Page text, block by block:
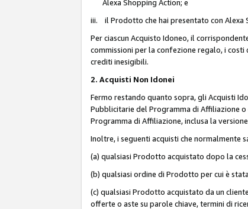
Alexa Shopping Action; e
iii. il Prodotto che hai presentato con Alexa
Per ciascun Acquisto Idoneo, il
commissioni per la confezione regalo, i costi
crediti inesigibili.
2. Acquisti Non Idonei
Fermo restando quanto sopra, gli Acquisti
Pubblicitarie del Programma di Affiliazione
Programma di Affiliazione, inclusa la
Inoltre, i seguenti acquisti che normalmente
(a) qualsiasi Prodotto acquistato dopo la
(b) qualsiasi ordine di Prodotto per cui è
(c) qualsiasi Prodotto acquistato da un
offerte o aste su parole chiave, termini di